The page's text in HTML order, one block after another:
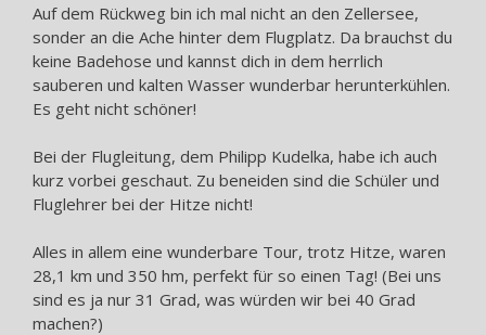
Auf dem Rückweg bin ich mal nicht an den Zellersee,
sonder an die Ache hinter dem Flugplatz. Da brauchst du
keine Badehose und kannst dich in dem herrlich
sauberen und kalten Wasser wunderbar herunterkühlen.
Es geht nicht schöner!
Bei der Flugleitung, dem Philipp Kudelka, habe ich auch
kurz vorbei geschaut. Zu beneiden sind die Schüler und
Fluglehrer bei der Hitze nicht!
Alles in allem eine wunderbare Tour, trotz Hitze, waren
28,1 km und 350 hm, perfekt für so einen Tag! (Bei uns
sind es ja nur 31 Grad, was würden wir bei 40 Grad
machen?)